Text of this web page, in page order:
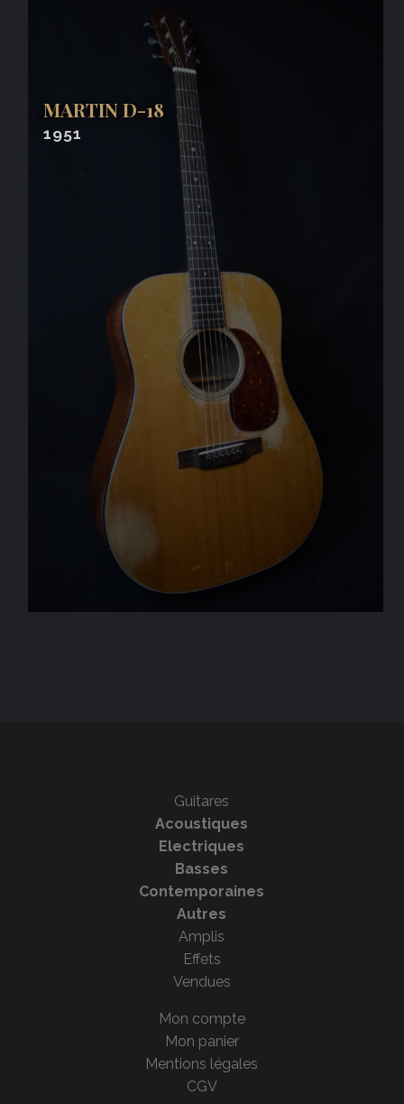
MARTIN D-18
1951
Guitares
Acoustiques
Electriques
Basses
Contemporaines
Autres
Amplis
Effets
Vendues
Mon compte
Mon panier
Mentions légales
CGV